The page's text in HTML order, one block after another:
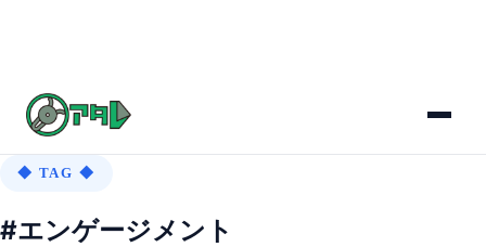
◆ TAG ◆
#エンゲージメント